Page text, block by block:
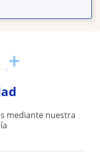
mediante nuestra